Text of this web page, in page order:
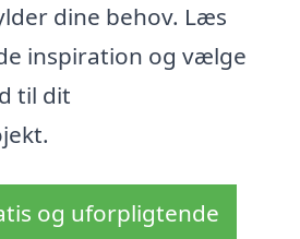
dine behov. Læs
inspiration og vælge
til dit
og uforpligtende